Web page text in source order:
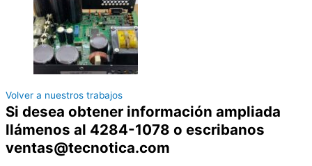
Volver a nuestros trabajos
Si desea obtener información ampliada
llámenos al 4284-1078 o escribanos
ventas@tecnotica.com